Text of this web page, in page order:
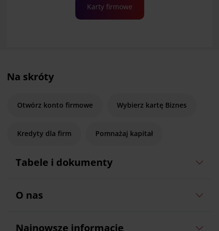
Karty firmowe
Na skróty
Otwórz konto firmowe Wybierz kartę Biznes
Kredyty dla firm Pomnażaj kapitał
Tabele i dokumenty
O nas
Najnowsze informacje